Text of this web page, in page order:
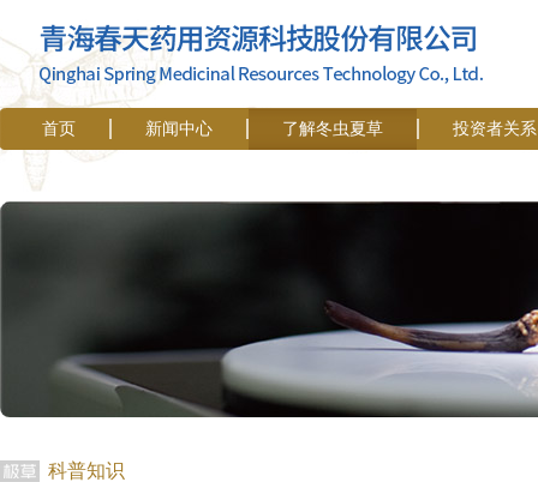
首页 新闻中心 了解冬虫夏草 投资者关系
科普知识